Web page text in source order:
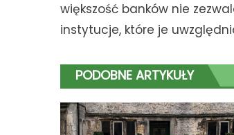
większość banków nie
instytucje, które je
PODOBNE ARTYKUŁY